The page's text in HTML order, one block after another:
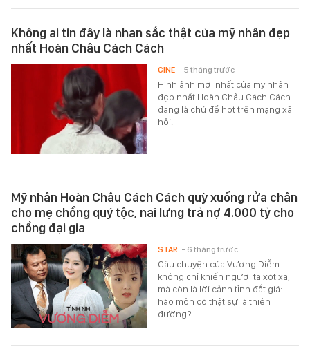
Không ai tin đây là nhan sắc thật của mỹ nhân đẹp
nhất Hoàn Châu Cách Cách
Hình ảnh mới nhất của mỹ nhân
đẹp nhất Hoàn Châu Cách Cách
đang là chủ đề hot trên mạng xã
hội.
CINE - 5 tháng trước
Mỹ nhân Hoàn Châu Cách Cách quỳ xuống rửa chân
cho mẹ chồng quý tộc, nai lưng trả nợ 4.000 tỷ cho
chồng đại gia
Câu chuyện của Vương Diễm
không chỉ khiến người ta xót xa,
mà còn là lời cảnh tỉnh đắt giá:
hào môn có thật sự là thiên
đường?
STAR - 6 tháng trước